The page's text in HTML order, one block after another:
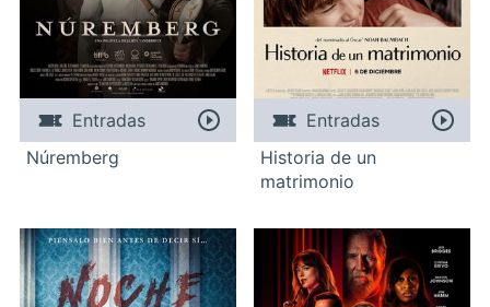
Entradas
Núremberg
Entradas
Historia de un
matrimonio